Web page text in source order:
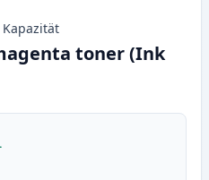
Kapazität
toner (Ink